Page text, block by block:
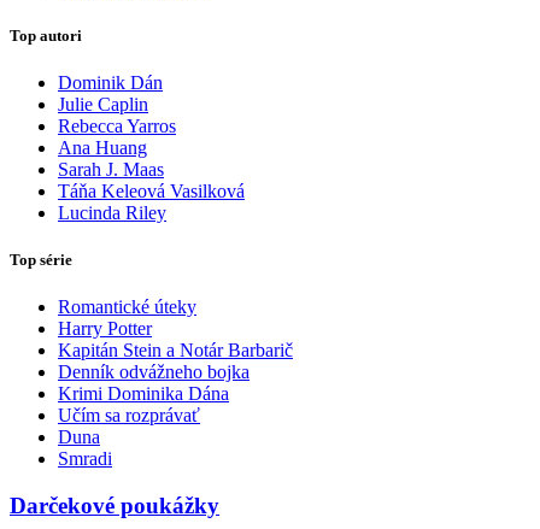
Top autori
Dominik Dán
Julie Caplin
Rebecca Yarros
Ana Huang
Sarah J. Maas
Táňa Keleová Vasilková
Lucinda Riley
Top série
Romantické úteky
Harry Potter
Kapitán Stein a Notár Barbarič
Denník odvážneho bojka
Krimi Dominika Dána
Učím sa rozprávať
Duna
Smradi
Darčekové poukážky